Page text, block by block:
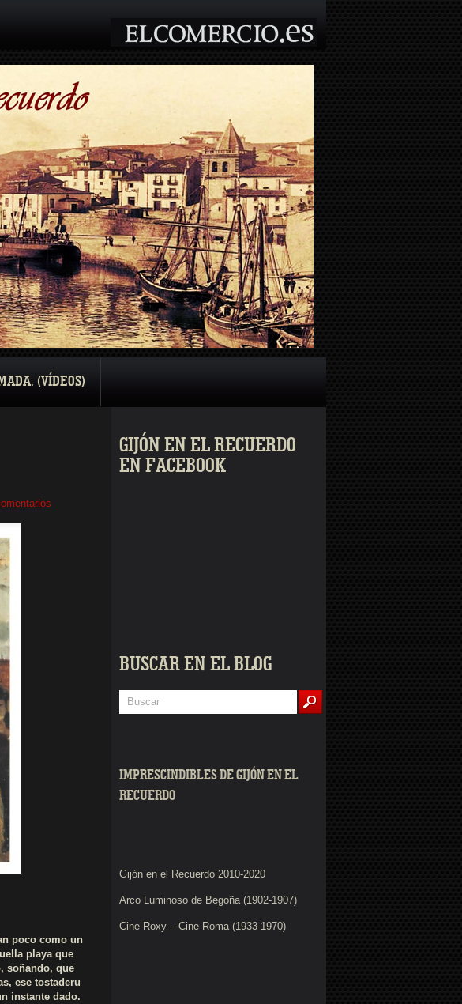
(VÍDEOS)
GIJÓN EN EL RECUERDO
EN FACEBOOK
BUSCAR EN EL BLOG
IMPRESCINDIBLES DE GIJÓN EN EL
RECUERDO
Gijón en el Recuerdo 2010-2020
Arco Luminoso de Begoña (1902-1907)
Cine Roxy – Cine Roma (1933-1970)
poco como un
playa que
soñando, que
ese tostaderu
instante dado.